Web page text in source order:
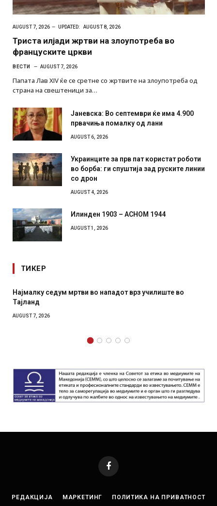
AUGUST 7, 2026 UPDATED: AUGUST 8, 2026
Триста илјади жртви на злоупотреба во
француските цркви
ВЕСТИ AUGUST 7, 2026
Папата Лав XIV ќе се сретне со жртвите на злоупотреба од
страна на свештеници за…
Јаневска: Во септември ќе има 4.900
првачиња помалку од лани
AUGUST 6, 2026
Украинците за прв пат користат роботи
во борба: ги спуштија зад руските линии
со дрон
AUGUST 4, 2026
Илинден 1903 – АСНОМ 1944
AUGUST 1, 2026
ТИКЕР
СОЗИС: Украинците повеќе им веруваат на генералите
отколку на Зеленски
AUGUST 7, 2026
Facebook
РЕДАКЦИЈА МАРКЕТИНГ ПОЛИТИКА НА ПРИВАТНОСТ